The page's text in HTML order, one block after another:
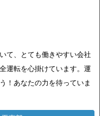
て、とても働きやすい会社
運転を心掛けています。運
！あなたの力を待っていま